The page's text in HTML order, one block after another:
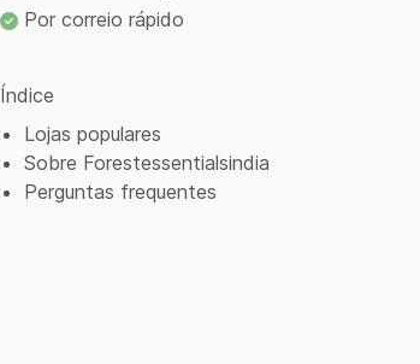
Por correio rápido
Índice
Lojas populares
Sobre Forestessentialsindia
Perguntas frequentes